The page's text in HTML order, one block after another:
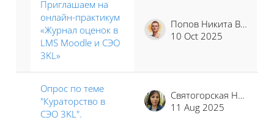
Приглашаем на
онлайн-практикум
«Журнал оценок в
LMS Moodle и СЭО
3KL»
Попов Никита Владимирович
10 Oct 2025
Опрос по теме
"Кураторство в
СЭО 3KL".
Святогорская Наталья Владимировна
11 Aug 2025